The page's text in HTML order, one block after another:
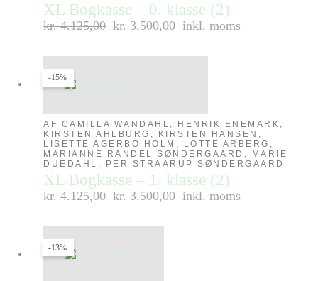
XL Bogkasse – 0. klasse (2)
kr.4.125,00 kr. 3.500,00 inkl. moms
-15%
AF CAMILLA WANDAHL, HENRIK ENEMARK,
KIRSTEN AHLBURG, KIRSTEN HANSEN,
LISETTE AGERBO HOLM, LOTTE ARBERG,
MARIANNE RANDEL SØNDERGAARD, MARIE
DUEDAHL, PER STRAARUP SØNDERGAARD
XL Bogkasse – 1. klasse (2)
kr.4.125,00 kr. 3.500,00 inkl. moms
-13%